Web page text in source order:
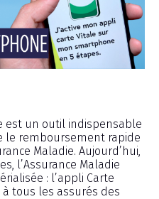
est un outil indispensable
le remboursement rapide
Maladie. Aujourd’hui,
l’Assurance Maladie
: l’appli Carte
tous les assurés des